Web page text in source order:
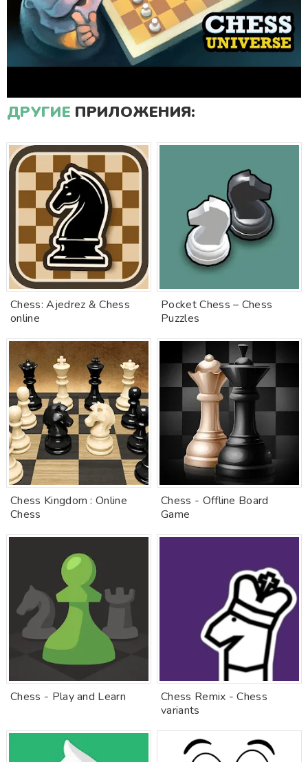
ДРУГИЕ ПРИЛОЖЕНИЯ:
Chess: Ajedrez & Chess
online
Pocket Chess – Chess
Puzzles
Chess Kingdom : Online
Chess
Chess - Offline Board
Game
Chess - Play and Learn
Chess Remix - Chess
variants